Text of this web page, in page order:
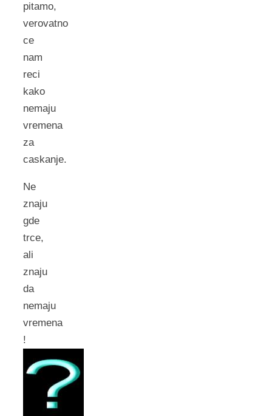
pitamo,
verovatno
ce
nam
reci
kako
nemaju
vremena
za
caskanje.
Ne
znaju
gde
trce,
ali
znaju
da
nemaju
vremena
!